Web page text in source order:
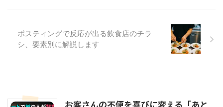
ポスティングで反応が出る飲食店のチラ
シ、要素別に解説します
お客さんの不便を喜びに変える「あと